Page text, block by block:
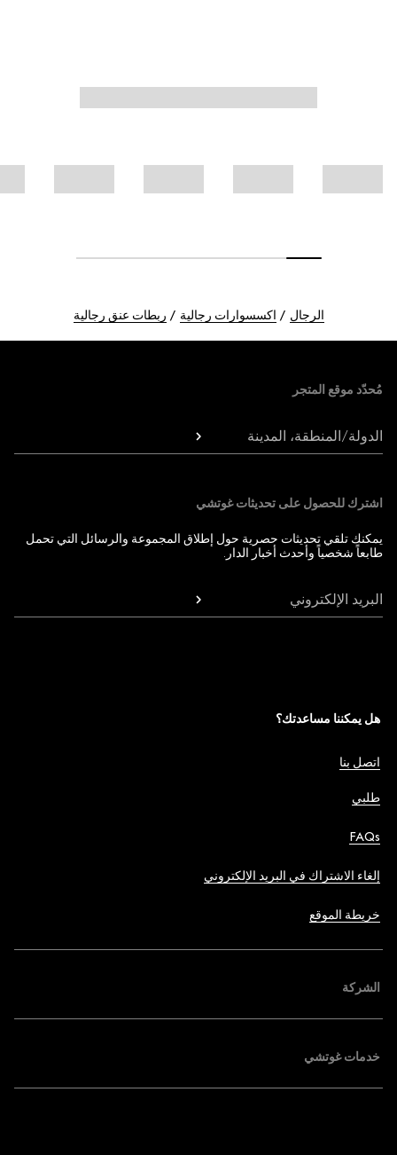
الرجال اكسسوارات رجالية ربطات عنق رجالية
مُحدّد موقع المتجر
الدولة/المنطقة، المدينة
اشترك للحصول على تحديثات غوتشي
يمكنك تلقي تحديثات حصرية حول إطلاق المجموعة والرسائل التي تحمل
طابعاً شخصياً وأحدث أخبار الدار.
البريد الإلكتروني
هل يمكننا مساعدتك؟
اتصل بنا
طلبي
FAQs
إلغاء الاشتراك في البريد الإلكتروني
خريطة الموقع
الشركة
خدمات غوتشي